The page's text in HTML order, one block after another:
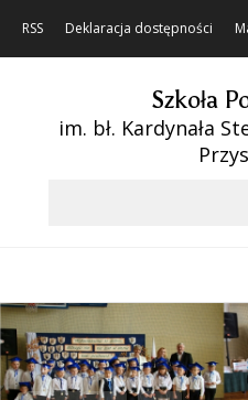
RSS Deklaracja dostępności
Szkoła
im. bł. Kardynała